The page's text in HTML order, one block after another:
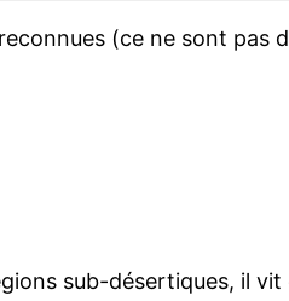
reconnues (ce ne sont pas
sub-désertiques, il vit